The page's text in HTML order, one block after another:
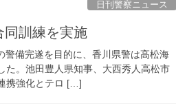
日刊警察ニュース
同訓練を実施
備完遂を目的に、香川県警は高松海
た。池田豊人県知事、大西秀人高松市
携強化とテロ […]